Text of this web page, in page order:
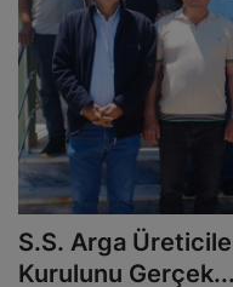
S.S. Arga
Kurulunu Gerçek...